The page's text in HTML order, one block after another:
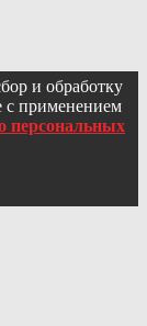
и обработку
с применением
персональных